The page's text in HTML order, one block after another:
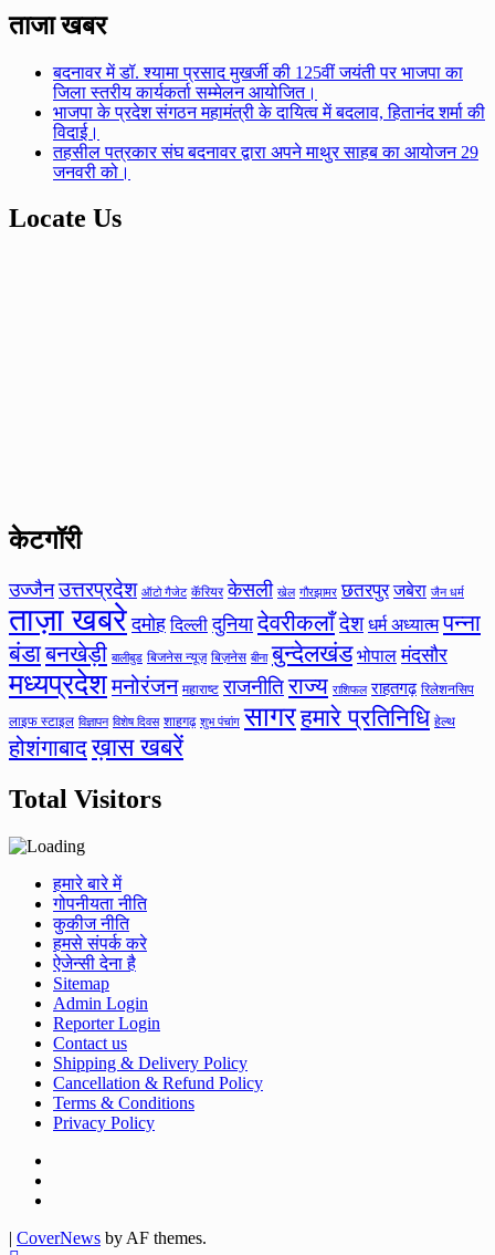
ताजा खबर
बदनावर में डॉ. श्यामा प्रसाद मुखर्जी की 125वीं जयंती पर भाजपा का
जिला स्तरीय कार्यकर्ता सम्मेलन आयोजित।
भाजपा के प्रदेश संगठन महामंत्री के दायित्व में बदलाव, हितानंद शर्मा की
विदाई।
तहसील पत्रकार संघ बदनावर द्वारा अपने माथुर साहब का आयोजन 29
जनवरी को।
Locate Us
केटगॉरी
उज्जैन उत्तरप्रदेश ऑटो गैजेट कॅरियर केसली खेल गौरझामर छतरपुर जबेरा जैन धर्म
ताज़ा खबरे दमोह दिल्ली दुनिया देवरीकलाँदेश धर्म अध्यात्म पन्ना
बंडाबनखेड़ी बालीबुड बिजनेस न्यूज़ बिज़नेस बीना बुन्देलखंड भोपाल मंदसौर
मध्यप्रदेशमनोरंजन महाराष्ट राजनीतिराज्य राशिफल राहतगढ़ रिलेशनसिप
लाइफ स्टाइल विज्ञापन विशेष दिवस शाहगढ़ शुभ पंचांग सागरहमारे प्रतिनिधि हेल्थ
होशंगाबादख़ास खबरें
Total Visitors
हमारे बारे में
गोपनीयता नीति
कुकीज नीति
हमसे संपर्क करे
ऐजेन्सी देना है
Sitemap
Admin Login
Reporter Login
Contact us
Shipping & Delivery Policy
Cancellation & Refund Policy
Terms & Conditions
Privacy Policy
| CoverNews by AF themes.